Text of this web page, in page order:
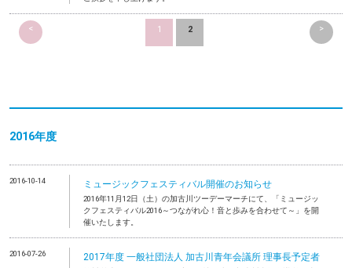
< 1 2 >
2016年度
2016-10-14 ミュージックフェスティバル開催のお知らせ
2016年11月12日（土）の加古川ツーデーマーチにて、「ミュージッ
クフェスティバル2016～つながれ心！音と歩みを合わせて～」を開
催いたします。
2016-07-26 2017年度 一般社団法人 加古川青年会議所 理事長予定者